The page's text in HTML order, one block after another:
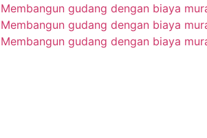
Membangun gudang dengan biaya
Membangun gudang dengan biaya
Membangun gudang dengan biaya